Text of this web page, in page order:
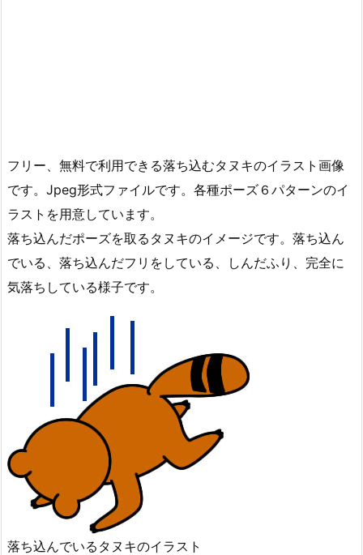
フリー、無料で利用できる落ち込むタヌキのイラスト画像
です。Jpeg形式ファイルです。各種ポーズ６パターンのイ
ラストを用意しています。
落ち込んだポーズを取るタヌキのイメージです。落ち込ん
でいる、落ち込んだフリをしている、しんだふり、完全に
気落ちしている様子です。
落ち込んでいるタヌキのイラスト